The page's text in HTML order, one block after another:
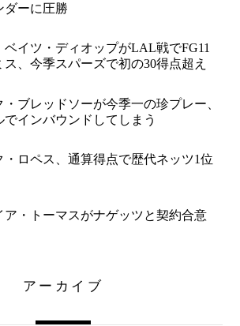
ダーに圧勝
ベイツ・ディオップがLAL戦でFG11
ス、今季スパーズで初の30得点超え
・ブレッドソーが今季一の珍プレー、
でインバウンドしてしまう
・ロペス、通算得点で歴代ネッツ1位
ア・トーマスがナゲッツと契約合意
アーカイブ